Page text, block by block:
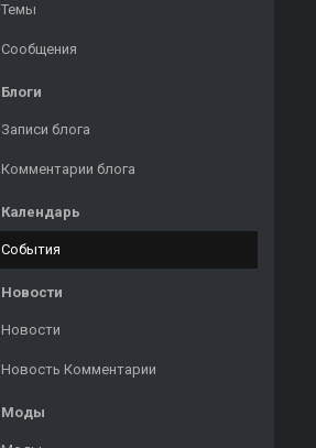
Темы
Сообщения
Блоги
Записи блога
Комментарии блога
Календарь
События
Новости
Новости
Новость Комментарии
Моды